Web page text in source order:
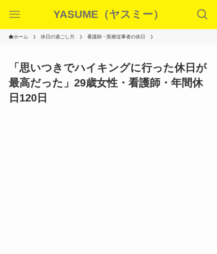
YASUME（ヤスミー）
ホーム 休日の過ごし方 看護師・医療従事者の休日
「思いつきでハイキングに行った休日が
最高だった」29歳女性・看護師・年間休
日120日